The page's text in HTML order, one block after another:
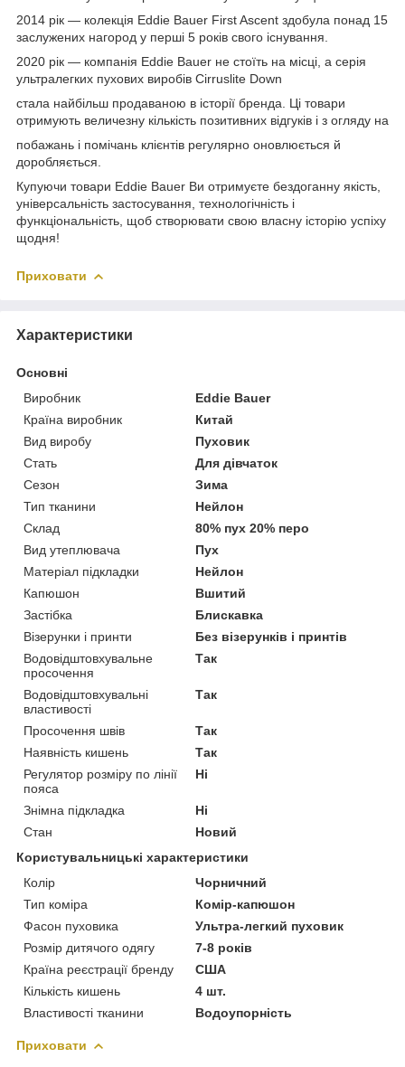
2014 рік — колекція Eddie Bauer First Ascent здобула понад 15
заслужених нагород у перші 5 років свого існування.
2020 рік — компанія Eddie Bauer не стоїть на місці, а серія
ультралегких пухових виробів Cirruslite Down
стала найбільш продаваною в історії бренда. Ці товари
отримують величезну кількість позитивних відгуків і з огляду на
побажань і помічань клієнтів регулярно оновлюється й
доробляється.
Купуючи товари Eddie Bauer Ви отримуєте бездоганну якість,
універсальність застосування, технологічність і
функціональність, щоб створювати свою власну історію успіху
щодня!
Приховати
Характеристики
Основні
Виробник
Eddie Bauer
Країна виробник
Китай
Вид виробу
Пуховик
Стать
Для дівчаток
Сезон
Зима
Тип тканини
Нейлон
Склад
80% пух 20% перо
Вид утеплювача
Пух
Матеріал підкладки
Нейлон
Капюшон
Вшитий
Застібка
Блискавка
Візерунки і принти
Без візерунків і принтів
Водовідштовхувальне
просочення
Так
Водовідштовхувальні
властивості
Так
Просочення швів
Так
Наявність кишень
Так
Регулятор розміру по лінії
пояса
Ні
Знімна підкладка
Ні
Стан
Новий
Користувальницькі характеристики
Колір
Чорничний
Тип коміра
Комір-капюшон
Фасон пуховика
Ультра-легкий пуховик
Розмір дитячого одягу
7-8 років
Країна реєстрації бренду
США
Кількість кишень
4 шт.
Властивості тканини
Водоупорність
Приховати